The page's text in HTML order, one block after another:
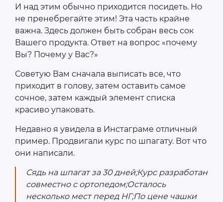
И над этим обычно приходится посидеть. Но
не пренебрегайте этим! Эта часть крайне
важна. Здесь должен быть собран весь сок
Вашего продукта. Ответ на вопрос «почему
Вы? Почему у Вас?»
Советую Вам сначала выписать все, что
приходит в голову, затем оставить самое
сочное, затем каждый элемент списка
красиво упаковать.
Недавно я увидела в Инстаграме отличный
пример. Продвигали курс по шпагату. Вот что
они написали.
Сядь на шпагат за 30 дней;Курс разработан
совместно с ортопедом;Осталось
несколько мест перед НГ;По цене чашки